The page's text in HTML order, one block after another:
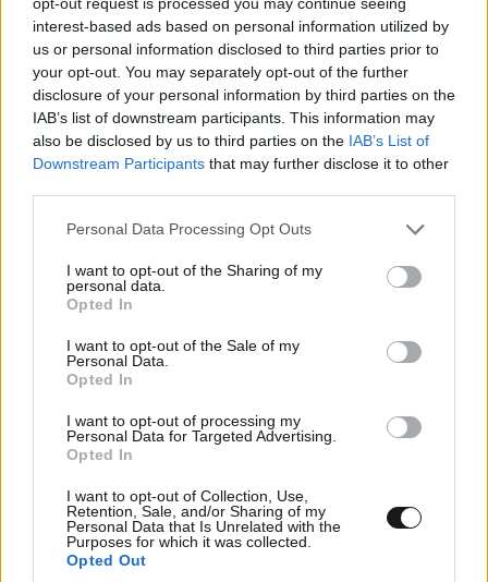
interest-based ads based on personal information utilized by
us or personal information disclosed to third parties prior to
your opt-out. You may separately opt-out of the further
disclosure of your personal information by third parties on the
IAB’s list of downstream participants. This information may
also be disclosed by us to third parties on the IAB’s List of
Downstream Participants that may further disclose it to other
Please note that this website/app uses one or more Google
not limited to your visit or usage behaviour. You may click to
grant or deny consent to Google and its third-party tags to
use your data for below specified purposes in below Google
consent section.
Personal Data Processing Opt Outs
I want to opt-out of the Sharing of my
personal data.
Opted In
I want to opt-out of the Sale of my
Personal Data.
Opted In
I want to opt-out of processing my
Personal Data for Targeted Advertising.
Opted In
I want to opt-out of Collection, Use,
Retention, Sale, and/or Sharing of my
Personal Data that Is Unrelated with the
Purposes for which it was collected.
Opted Out
ΣΧΌΛΙΑ ΑΝΑΓΝΩΣΤΏΝ
ΠΡΟΣΘΕΣΤΕ ΤΟ ΣΧΟΛΙΟ ΣΑΣ